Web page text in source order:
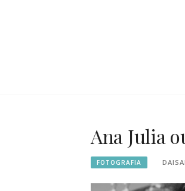
Ana Julia
FOTOGRAFIA